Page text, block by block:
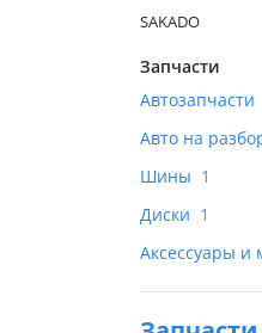
SAKADO
Запчасти
Автозапчасти
Авто на
Шины 1
Диски 1
Аксессуары и